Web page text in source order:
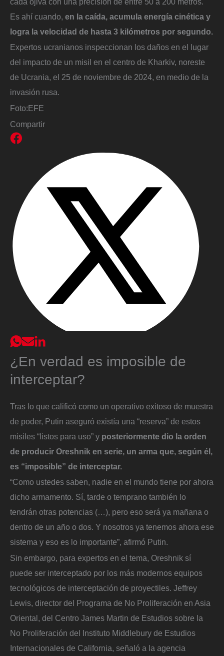
Es ahí cuando, en la caída, acumula energía cinética y
logra la velocidad de hasta 3 kilómetros por segundo.
Expertos ucranianos inspeccionan los daños en el lugar
del impacto de un misil en el centro de Kharkiv, noreste
de Ucrania, el 25 de noviembre de 2024, en medio de la
invasión rusa.
Foto:EFE
Compartir
¿En verdad es imposible de
interceptar?
Tras lo que calificó como un operativo exitoso de muestra
de poder, Putin aseguró existía una “reserva” de estos
misiles “listos para uso” y posteriormente dio la orden
de producir Oreshnik en serie, un arma que, según él,
es “imposible” de interceptar.
“Como ustedes saben, nadie en el mundo tiene por ahora
dicho armamento. Sí, tarde o temprano también lo
tendrán otras potencias (…), pero eso será ya mañana o
dentro de un año o dos. Y nosotros ya tenemos ahora ese
sistema y eso es lo importante”, afirmó Putin.
Sin embargo, para expertos en el tema, Oreshnik sí
puede ser interceptado por los más modernos equipos
tecnológicos de interceptación de proyectiles. Jeffrey
Lewis, director del Programa de No Proliferación en Asia
Oriental, del Centro James Martin de Estudios sobre la
No Proliferación del Instituto Middlebury de Estudios
Internacionales de California, señaló a la agencia